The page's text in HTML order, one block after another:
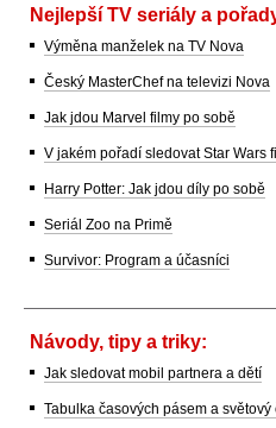
Nejlepší TV seriály a
Výměna manželek na TV Nova
Český MasterChef na televizi Nova
Jak jdou Marvel filmy po sobě
V jakém pořadí sledovat Star Wars
Harry Potter: Jak jdou díly po sobě
Seriál Zoo na Primě
Survivor: Program a účasníci
Návody, tipy a triky:
Jak sledovat mobil partnera a dětí
Tabulka časových pásem a světový